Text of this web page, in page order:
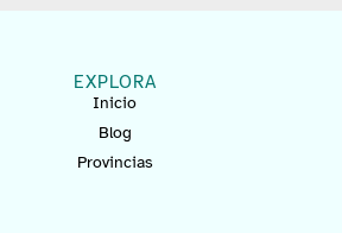
EXPLORA
Inicio
Blog
Provincias